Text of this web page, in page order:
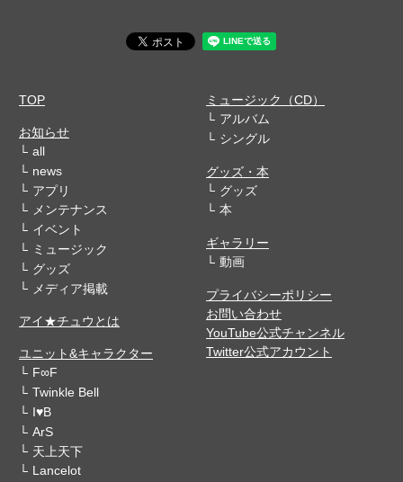
TOP
お知らせ
all
news
アプリ
メンテナンス
イベント
ミュージック
グッズ
メディア掲載
アイ★チュウとは
ユニット&キャラクター
F∞F
Twinkle Bell
I♥B
ArS
天上天下
Lancelot
ミュージック（CD）
アルバム
シングル
グッズ・本
グッズ
本
ギャラリー
動画
プライバシーポリシー
お問い合わせ
YouTube公式チャンネル
Twitter公式アカウント